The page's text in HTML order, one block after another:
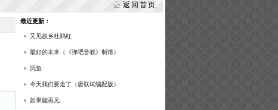
返回首页
最近更新：
又见故乡杜鹃红
最好的未来（《弹吧音教》制谱）
沉鱼
今天我们要走了（唐联斌编配版）
如果能再见